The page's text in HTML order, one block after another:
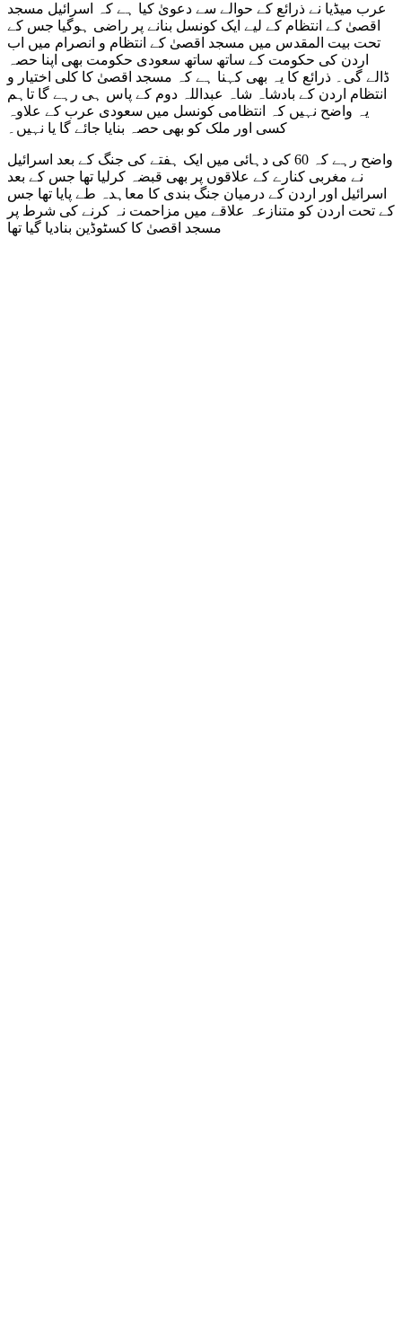
عرب میڈیا نے ذرائع کے حوالے سے دعویٰ کیا ہے کہ اسرائیل مسجد
اقصیٰ کے انتظام کے لیے ایک کونسل بنانے پر راضی ہوگیا جس کے
تحت بیت المقدس میں مسجد اقصیٰ کے انتظام و انصرام میں اب
اردن کی حکومت کے ساتھ ساتھ سعودی حکومت بھی اپنا حصہ
ڈالے گی۔ ذرائع کا یہ بھی کہنا ہے کہ مسجد اقصیٰ کا کلی اختیار و
انتظام اردن کے بادشاہ شاہ عبداللہ دوم کے پاس ہی رہے گا تاہم
یہ واضح نہیں کہ انتظامی کونسل میں سعودی عرب کے علاوہ
کسی اور ملک کو بھی حصہ بنایا جائے گا یا نہیں۔
واضح رہے کہ 60 کی دہائی میں ایک ہفتے کی جنگ کے بعد اسرائیل
نے مغربی کنارے کے علاقوں پر بھی قبضہ کرلیا تھا جس کے بعد
اسرائیل اور اردن کے درمیان جنگ بندی کا معاہدہ طے پایا تھا جس
کے تحت اردن کو متنازعہ علاقے میں مزاحمت نہ کرنے کی شرط پر
مسجد اقصیٰ کا کسٹوڈین بنادیا گیا تھا